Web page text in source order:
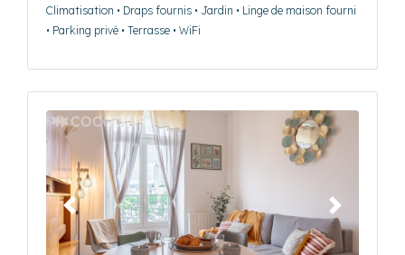
Climatisation • Draps fournis • Jardin • Linge de maison fourni
• Parking privé • Terrasse • WiFi
Précédent Suivant